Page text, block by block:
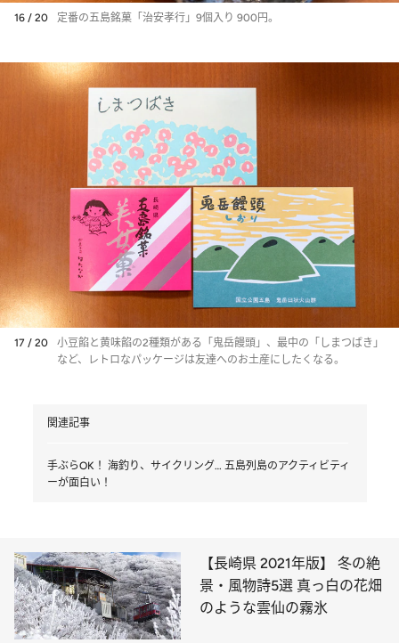
16 / 20 定番の五島銘菓「治安孝行」9個入り 900円。
17 / 20
小豆餡と黄味餡の2種類がある「鬼岳饅頭」、最中の「しまつばき」
など、レトロなパッケージは友達へのお土産にしたくなる。
関連記事
手ぶらOK！ 海釣り、サイクリング… 五島列島のアクティビティ
ーが面白い！
【長崎県 2021年版】 冬の絶
景・風物詩5選 真っ白の花畑
のような雲仙の霧氷